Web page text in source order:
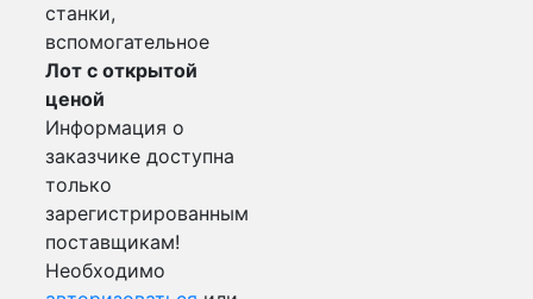
станки,
вспомогательное
Лот с открытой
ценой
Информация о
заказчике доступна
только
зарегистрированным
поставщикам!
Необходимо